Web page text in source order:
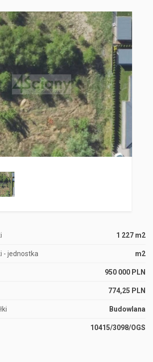
1 227 m2
- jednostka m2
950 000 PLN
774,25 PLN
Budowlana
10415/3098/OGS